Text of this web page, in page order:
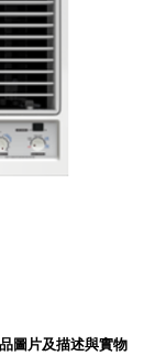
圖片及描述與實物